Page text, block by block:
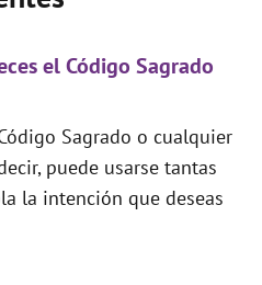
el Código Sagrado
Sagrado o cualquier
puede usarse tantas
la intención que deseas